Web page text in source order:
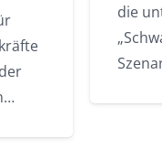
die